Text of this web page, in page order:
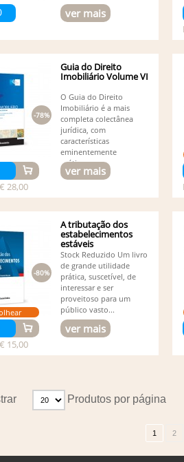
ver mais
28,00
-78%
Guia do Direito
Imobiliário Volume VI
O Guia do Direito
Imobiliário é a mais
completa colectânea
jurídica, com
características
eminentemente
práticas,...
ver mais
15,00
-80%
A tributação dos
estabelecimentos
estáveis
Stock Reduzido Um livro
de grande utilidade
prática, suscetível, de
interessar e ser
proveitoso para um
público vasto...
ver mais
Produtos por página
1 2